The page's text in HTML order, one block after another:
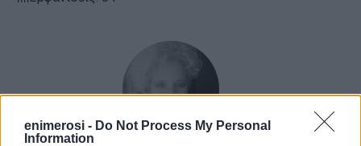
enimerosi - Do Not Process My Personal
Information